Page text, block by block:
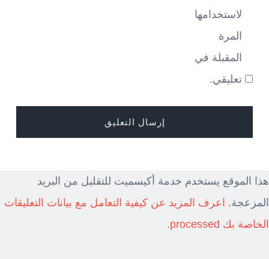
لاستخدامها
المرة
المقبلة في
تعليقي.
هذا الموقع يستخدم خدمة أكيسميت للتقليل من البريد
المزعجة.
اعرف المزيد عن كيفية التعامل مع بيانات التعليقات
الخاصة بك processed
.